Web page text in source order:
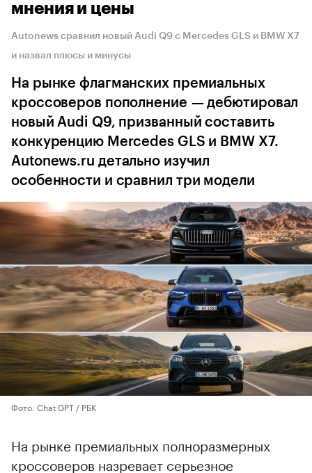
мнения и цены
Autonews сравнил новый Audi Q9 с Mercedes GLS и BMW X7
и назвал плюсы и минусы
На рынке флагманских премиальных
кроссоверов пополнение — дебютировал
новый Audi Q9, призванный составить
конкуренцию Mercedes GLS и BMW X7.
Autonews.ru детально изучил
особенности и сравнил три модели
Фото: Chat GPT / РБК
На рынке премиальных полноразмерных
кроссоверов назревает серьезное